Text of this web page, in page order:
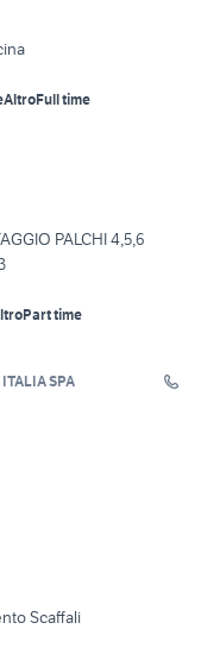
AltroFull time
PALCHI 4,5,6
Part time
SPA
Scaffali